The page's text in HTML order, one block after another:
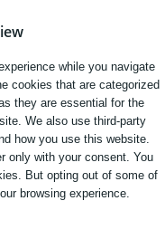
while you navigate
cookies that are categorized
they are essential for the
We also use third-party
how you use this website.
only with your consent. You
But opting out of some of
browsing experience.